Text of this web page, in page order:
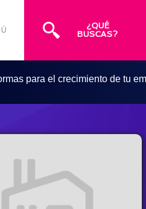
¿QUÉ
BUSCAS?
para el crecimiento de tu